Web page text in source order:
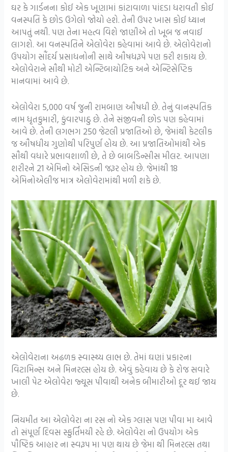
ઘર કે ગાર્ડનના કોઈ એક ખૂણામાં કાંટાવાળા પાંદડા ધરાવતી કોઈ
વનસ્પતિ કે છોડ ઉગેલો જોયો હશે. તેની ઉપર ખાસ કોઈ ધ્યાન
આપતું નથી. પણ તેના મહત્વ વિશે જાણીએ તો ખૂબ જ નવાઈ
લાગશે. આ વનસ્પતિને એલોવેરા કહેવામાં આવે છે. એલોવેરાનો
ઉપયોગ સૌંદર્ય પ્રસાધનોની સાથે ઔષધરૂપે પણ કરી શકાય છે.
એલોવેરાને સૌથી મોટી એન્ટિબાયોટિક અને એન્ટિસેપ્ટિક
માનવામાં આવે છે.
એલોવેરા 5,000 વર્ષ જુની રામબાણ ઔષધી છે. તેનું વાનસ્પતિક
નામ ધૃતકુમારી, કુંવારપાઠુ છે. તેને સંજીવની છોડ પણ કહેવામાં
આવે છે. તેની લગભગ 250 જેટલી પ્રજાતિઓ છે, જેમાંથી કેટલીક
જ ઔષધીય ગુણોથી પરિપુર્ણ હોય છે. આ પ્રજાતિઓમાંથી એક
સૌથી વધારે પ્રભાવશાળી છે, તે છે બાર્બાડેન્સીસ મીલર. આપણા
શરીરને 21 એમિનો એસિડની જરૂર હોય છે. જેમાંથી 18
એમિનોએલીજ માત્ર એલોવેરામાંથી મળી શકે છે.
એલોવેરાના અઢળક સ્વાસ્થ્ય લાભ છે. તેમાં ઘણાં પ્રકારના
વિટામિન્સ અને મિનરલ્સ હોય છે. એવું કહેવાય છે કે રોજ સવારે
ખાલી પેટ એલોવેરા જ્યૂસ પીવાથી અનેક બીમારીઓ દૂર થઈ જાય
છે.
નિયમીત આ એલોવેરા ના રસ નો એક ગ્લાસ પણ પીવા મા આવે
તો સંપૂર્ણ દિવસ સ્ફુર્તિમયી રહે છે. એલોવેરા નો ઉપયોગ એક
પૌષ્ટિક આહાર ના સ્વરૂપ મા પણ થાય છે જેમા થી મિનરલ્સ તથા